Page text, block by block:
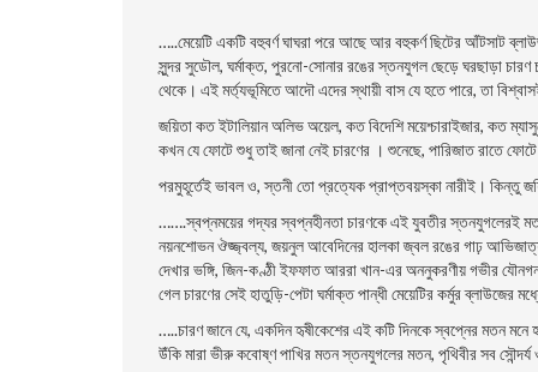
…..মেয়েটি একটি বহুবর্ণ ঘাঘরা পরে আছে আর বহুকর্ণ ছিটের আঁটসাট
সুন্দর সুডৌল, ঘর্মাক্ত, পুরনাে-সােনার রঙের স্তনযুগল ছেড়ে ঘরছাড়া
থেকে। এই মর্ত্যভূমিতে আদৌ এদের স্থায়ী বাস যে হতে পারে, তা
জয়িতা কত ইটালিয়ান অলিভ অয়েল, কত বিদেশি ময়েশ্চারাইজার, কত
কখন যে ফোটে শুধু তাই জানা নেই চারণের । শুনেছে, পারিজাত রাতে
পরমুহূর্তেই ভাবল ও, স্তনী তাে প্রত্যেক প্রাপ্তবয়স্কা নারীই। কিন্তু
…….স্বপ্নময়ের গদ্যর স্বপ্নহীনতা চারণকে এই যুবতীর স্তনযুগলেরই
নয়নশােভন ঔজ্জ্বল্য, জয়নুল আবেদিনের হালকা জ্বল রঙের গাঢ়
দেখার ভঙ্গি, জিন-কণ্ঠী ইফফাত আররা খান-এর অননুকরণীয় গভীর
গেল চারণের সেই হাতুড়ি-পেটা ঘর্মাক্ত পান্ধী মেয়েটির কর্মুর
…..চারণ জানে যে, একদিন হৃষীকেশের এই কটি দিনকে স্বপ্নের মতন মনে
উঁকি মারা ভীরু কবােষ্ণ পাখির মতন স্তনযুগলের মতন, পৃথিবীর সব